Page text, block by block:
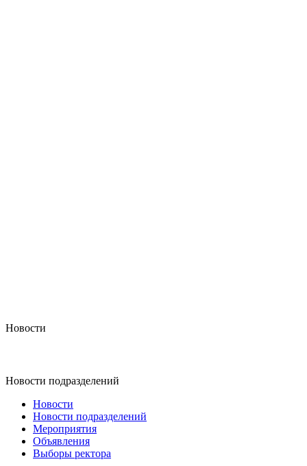
Новости
Новости подразделений
Новости
Новости подразделений
Мероприятия
Объявления
Выборы ректора